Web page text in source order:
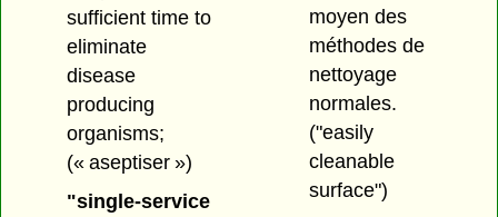
sufficient time to
eliminate
disease
producing
organisms;
(« aseptiser »)
"single-service
moyen des
méthodes de
nettoyage
normales.
("easily
cleanable
surface")